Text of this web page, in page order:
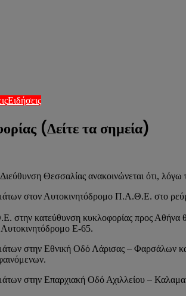
Ειδήσεις
(Δείτε τα σημεία)
Θεσσαλίας ανακοινώνεται ότι,
στον Αυτοκινητόδρομο Π.Α.Θ.Ε. στο
στην κατεύθυνση κυκλοφορίας προς Αθήνα
Ε-65.
στην Εθνική Οδό Λάρισας – Φαρσάλων
στην Επαρχιακή Οδό Αχιλλείου –